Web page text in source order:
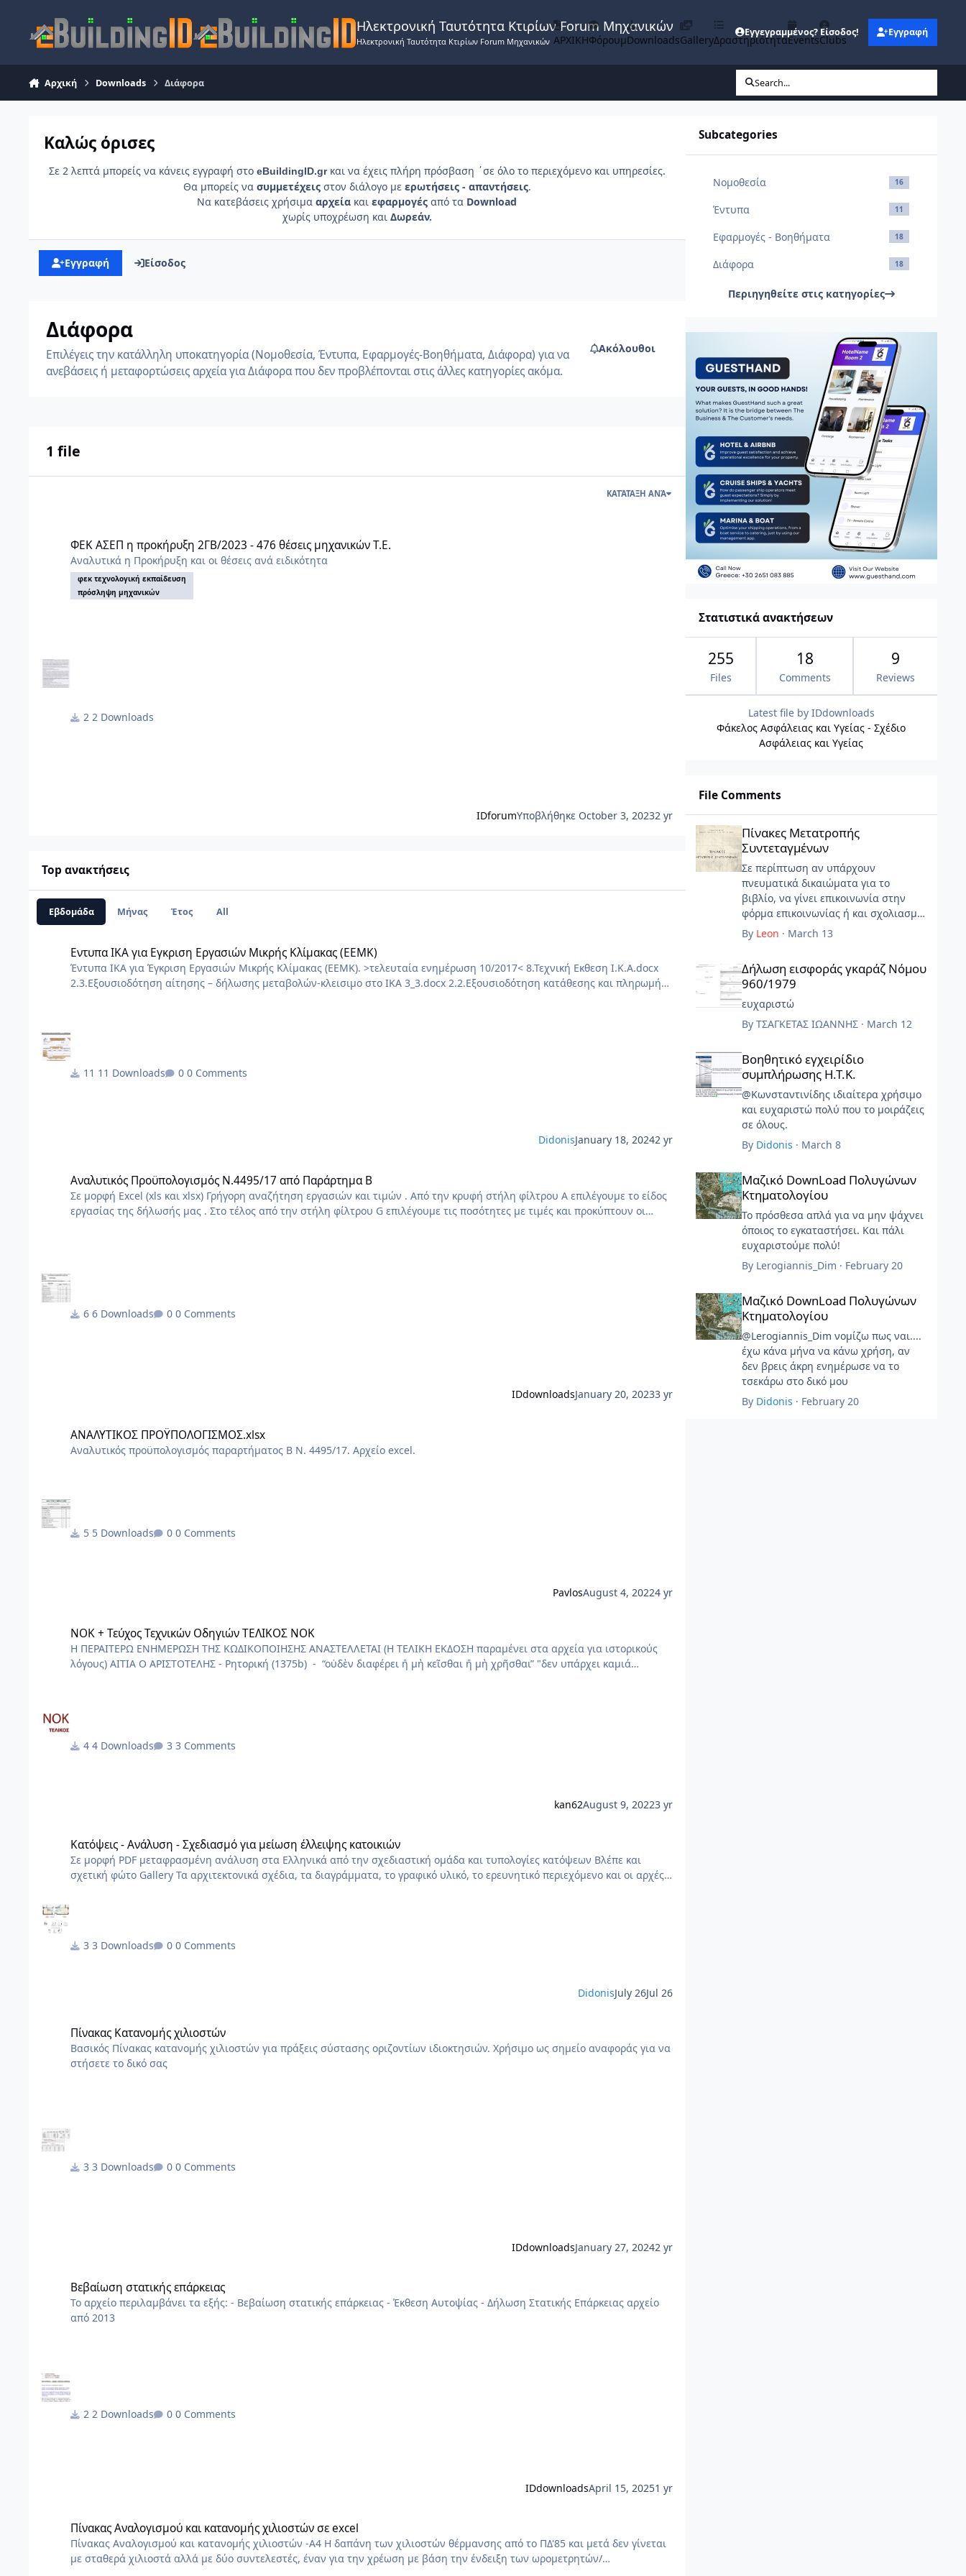
Ηλεκτρονική Ταυτότητα Κτιρίων Forum Μηχανικών
Ηλεκτρονική Ταυτότητα Κτιρίων Forum Μηχανικών ΑΡΧΙΚΗΦόρουμDownloadsGalleryΔραστηριότηταEventsClubs
Εγγεγραμμένος? Είσοδος! Εγγραφή
Αρχική Downloads Διάφορα Search...
Καλώς όρισες
Σε 2 λεπτά μπορείς να κάνεις εγγραφή στο eBuildingID.gr και να έχεις πλήρη πρόσβαση ΄σε όλο το περιεχόμενο και υπηρεσίες.
Θα μπορείς να συμμετέχειςστον διάλογο με ερωτήσεις - απαντήσεις.
Να κατεβάσεις χρήσιμααρχεία καιεφαρμογές από τα Download
χωρίς υποχρέωση και Δωρεάν.
Εγγραφή Είσοδος
Διάφορα
Επιλέγεις την κατάλληλη υποκατηγορία (Νομοθεσία, Έντυπα, Εφαρμογές-Βοηθήματα, Διάφορα) για να
ανεβάσεις ή μεταφορτώσεις αρχεία για Διάφορα που δεν προβλέπονται στις άλλες κατηγορίες ακόμα.
Ακόλουθοι
1 file
ΚΑΤΆΤΑΞΗ ΑΝΆ
ΦΕΚ ΑΣΕΠ η προκήρυξη 2ΓΒ/2023 - 476 θέσεις μηχανικών Τ.Ε.
Αναλυτικά η Προκήρυξη και οι θέσεις ανά ειδικότητα
φεκ τεχνολογική εκπαίδευση
πρόσληψη μηχανικών
2 Downloads
IDforumΥποβλήθηκε October 3, 20232 yr
Top ανακτήσεις
Εβδομάδα Μήνας Έτος All
Εντυπα ΙΚΑ για Εγκριση Εργασιών Μικρής Κλίμακας (ΕΕΜΚ)
Έντυπα ΙΚΑ για Έγκριση Εργασιών Μικρής Κλίμακας (ΕΕΜΚ). >τελευταία ενημέρωση 10/2017< 8.Τεχνική Εκθεση I.K.A.docx
2.3.Εξουσιοδότηση αίτησης – δήλωσης μεταβολών-κλεισιμο στο ΙΚΑ 3_3.docx 2.2.Εξουσιοδότηση κατάθεσης και πληρωμής
11 Downloads 0 Comments
DidonisJanuary 18, 20242 yr
Αναλυτικός Προϋπολογισμός Ν.4495/17 από Παράρτημα Β
Σε μορφή Excel (xls και xlsx) Γρήγορη αναζήτηση εργασιών και τιμών . Από την κρυφή στήλη φίλτρου Α επιλέγουμε το είδος
εργασίας της δήλωσής μας . Στο τέλος από την στήλη φίλτρου G επιλέγουμε τις ποσότητες με τιμές και προκύπτουν οι
6 Downloads 0 Comments
IDdownloadsJanuary 20, 20233 yr
ΑΝΑΛΥΤΙΚΟΣ ΠΡΟΫΠΟΛΟΓΙΣΜΟΣ.xlsx
Αναλυτικός προϋπολογισμός παραρτήματος Β Ν. 4495/17. Αρχείο excel.
5 Downloads 0 Comments
PavlosAugust 4, 20224 yr
ΝΟΚ + Τεύχος Τεχνικών Οδηγιών ΤΕΛΙΚΟΣ ΝΟΚ
Η ΠΕΡΑΙΤΕΡΩ ΕΝΗΜΕΡΩΣΗ ΤΗΣ ΚΩΔΙΚΟΠΟΙΗΣΗΣ ΑΝΑΣΤΕΛΛΕΤΑΙ (Η ΤΕΛΙΚΗ ΕΚΔΟΣΗ παραμένει στα αρχεία για ιστορικούς
λόγους) ΑΙΤΙΑ Ο ΑΡΙΣΤΟΤΕΛΗΣ - Ρητορική (1375b) - “οὐδὲν διαφέρει ἢ μὴ κεῖσθαι ἢ μὴ χρῆσθαι” "δεν υπάρχει καμιά
4 Downloads 3 Comments
kan62August 9, 20223 yr
Κατόψεις - Ανάλυση - Σχεδιασμό για μείωση έλλειψης κατοικιών
Σε μορφή PDF μεταφρασμένη ανάλυση στα Ελληνικά από την σχεδιαστική ομάδα και τυπολογίες κατόψεων Βλέπε και
σχετική φώτο Gallery Τα αρχιτεκτονικά σχέδια, τα διαγράμματα, το γραφικό υλικό, το ερευνητικό περιεχόμενο και οι αρχές
3 Downloads
0 Comments
DidonisJuly 26Jul 26
Πίνακας Κατανομής χιλιοστών
Βασικός Πίνακας κατανομής χιλιοστών για πράξεις σύστασης οριζοντίων ιδιοκτησιών. Χρήσιμο ως σημείο αναφοράς για να
στήσετε το δικό σας
3 Downloads 0 Comments
IDdownloadsJanuary 27, 20242 yr
Βεβαίωση στατικής επάρκειας
Το αρχείο περιλαμβάνει τα εξής: - Βεβαίωση στατικής επάρκειας - Έκθεση Αυτοψίας - Δήλωση Στατικής Επάρκειας αρχείο
από 2013
2 Downloads 0 Comments
IDdownloadsApril 15, 20251 yr
Πίνακας Αναλογισμού και κατανομής χιλιοστών σε excel
Πίνακας Αναλογισμού και κατανομής χιλιοστών -Α4 Η δαπάνη των χιλιοστών θέρμανσης από το ΠΔ'85 και μετά δεν γίνεται
με σταθερά χιλιοστά αλλά με δύο συντελεστές, έναν για την χρέωση με βάση την ένδειξη των ωρομετρητών/
Subcategories
Νομοθεσία 16
Έντυπα 11
Εφαρμογές - Βοηθήματα 18
Διάφορα 18
Περιηγηθείτε στις κατηγορίες
Στατιστικά ανακτήσεων
255
Files
18
Comments
9
Reviews
Latest file by IDdownloads
Φάκελος Ασφάλειας και Υγείας - Σχέδιο
Ασφάλειας και Υγείας
File Comments
Πίνακες Μετατροπής Συντεταγμένων
Πίνακες Μετατροπής
Συντεταγμένων
Σε περίπτωση αν υπάρχουν
πνευματικά δικαιώματα για το
βιβλίο, να γίνει επικοινωνία στην
φόρμα επικοινωνίας ή και σχολιασμό
εδώ.
By Leon · March 13
Δήλωση εισφοράς γκαράζ Νόμου
960/1979
ευχαριστώ
ByΤΣΑΓΚΕΤΑΣ ΙΩΑΝΝΗΣ · March 12
Βοηθητικό εγχειρίδιο συμπλήρωσης Η.Τ.Κ.
Βοηθητικό εγχειρίδιο
συμπλήρωσης Η.Τ.Κ.
@Κωνσταντινίδης ιδιαίτερα χρήσιμο
και ευχαριστώ πολύ που το μοιράζεις
σε όλους.
By Didonis · March 8
Μαζικό DownLoad Πολυγώνων Κτηματολογίου
Μαζικό DownLoad Πολυγώνων
Κτηματολογίου
Το πρόσθεσα απλά για να μην ψάχνει
όποιος το εγκαταστήσει. Και πάλι
ευχαριστούμε πολύ!
By Lerogiannis_Dim · February 20
Μαζικό DownLoad Πολυγώνων Κτηματολογίου
Μαζικό DownLoad Πολυγώνων
Κτηματολογίου
@Lerogiannis_Dim νομίζω πως ναι....
έχω κάνα μήνα να κάνω χρήση, αν
δεν βρεις άκρη ενημέρωσε να το
τσεκάρω στο δικό μου
By Didonis · February 20